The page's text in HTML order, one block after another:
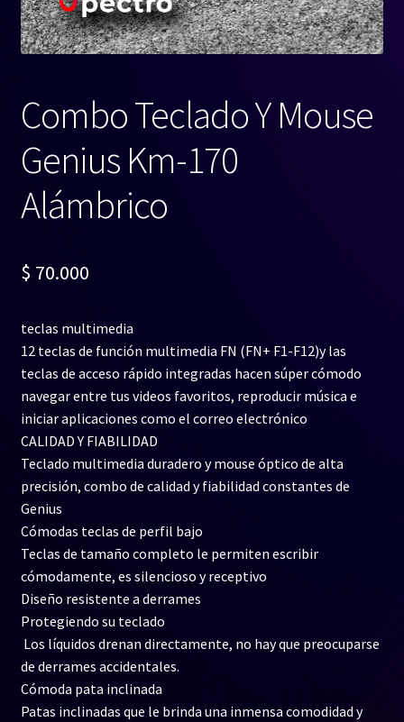
Combo Teclado Y Mouse
Genius Km-170
Alámbrico
$ 70.000
teclas multimedia
12 teclas de función multimedia FN (FN+ F1-F12)y las
teclas de acceso rápido integradas hacen súper cómodo
navegar entre tus videos favoritos, reproducir música e
iniciar aplicaciones como el correo electrónico
CALIDAD Y FIABILIDAD
Teclado multimedia duradero y mouse óptico de alta
precisión, combo de calidad y fiabilidad constantes de
Genius
Cómodas teclas de perfil bajo
Teclas de tamaño completo le permiten escribir
cómodamente, es silencioso y receptivo
Diseño resistente a derrames
Protegiendo su teclado
Los líquidos drenan directamente, no hay que preocuparse
de derrames accidentales.
Cómoda pata inclinada
Patas inclinadas que le brinda una inmensa comodidad y